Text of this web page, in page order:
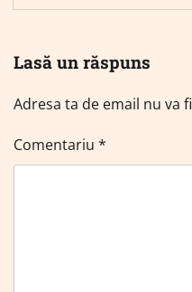
Lasă un răspuns
Adresa ta de email nu va
Comentariu *